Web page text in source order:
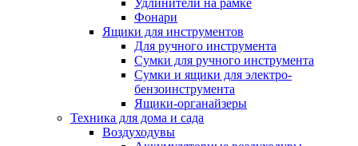
Удлинители на рамке
Фонари
Ящики для инструментов
Для ручного инструмента
Сумки для ручного инструмента
Сумки и ящики для электро-
бензоинструмента
Ящики-органайзеры
Техника для дома и сада
Воздуходувы